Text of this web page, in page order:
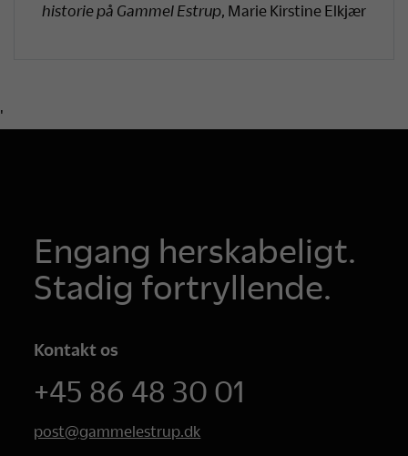
historie på Gammel Estrup , Marie Kirstine Elkjær
'
Engang herskabeligt.
Stadig fortryllende.
Kontakt os
+45 86 48 30 01
post@gammelestrup.dk